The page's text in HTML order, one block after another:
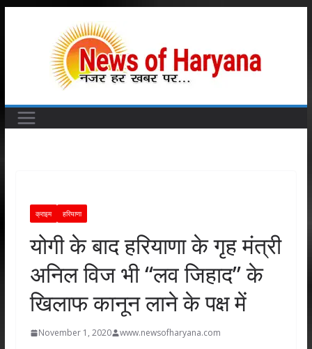
क्राइम हरियाणा
योगी के बाद हरियाणा के गृह मंत्री
अनिल विज भी ‘‘लव जिहाद’’ के
खिलाफ कानून लाने के पक्ष में
November 1, 2020 www.newsofharyana.com